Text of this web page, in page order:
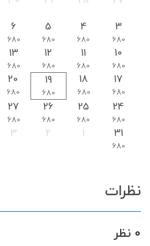
3
680
4
680
5
680
6
680
10
680
11
680
12
680
13
680
17
680
18
680
19
680
20
680
24
680
25
680
26
680
27
680
31
680
1
2
3
نظرات
0 نظر